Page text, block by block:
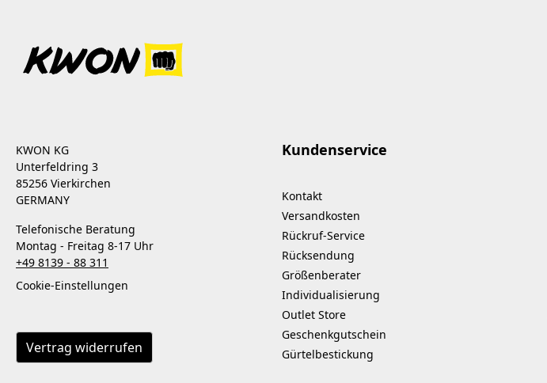
KWON KG
Unterfeldring 3
85256 Vierkirchen
GERMANY
Telefonische Beratung
Montag - Freitag 8-17 Uhr
+49 8139 - 88 311
Cookie-Einstellungen
Vertrag widerrufen
Kundenservice
Kontakt
Versandkosten
Rückruf-Service
Rücksendung
Größenberater
Individualisierung
Outlet Store
Geschenkgutschein
Gürtelbestickung